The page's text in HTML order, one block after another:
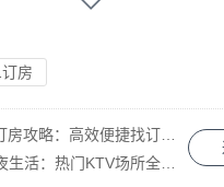
一家KTV好坏的重要标准
拥趸，还是流行音乐的追
曲。此外，这里还定期更
发现新的惊喜。 #### **优
施的优越，钱塘会KTV的
房
攻略：高效便捷找订房渠道
活：热门KTV场所全解析